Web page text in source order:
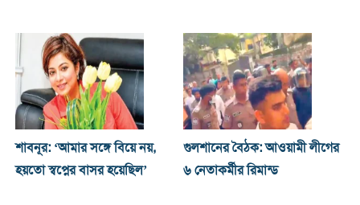
শাবনূর: ‘আমার সঙ্গে বিয়ে নয়,
হয়তো স্বপ্নের বাসর হয়েছিল’
গুলশানের বৈঠক: আওয়ামী লীগের
৬ নেতাকর্মীর রিমান্ড